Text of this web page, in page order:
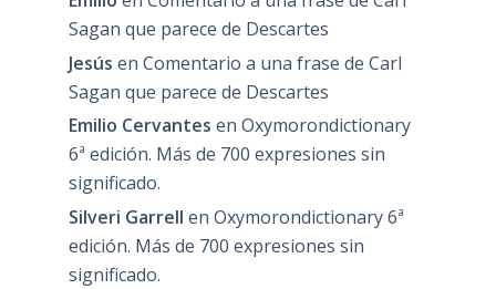
Sagan que parece de Descartes
Jesús en Comentario a una frase de Carl
Sagan que parece de Descartes
Emilio Cervantes en Oxymorondictionary
6ª edición. Más de 700 expresiones sin
significado.
Silveri Garrell en Oxymorondictionary 6ª
edición. Más de 700 expresiones sin
significado.